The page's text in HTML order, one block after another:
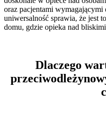
oraz pacjentami wymagającymi
uniwersalność sprawia, że jest
domu, gdzie opieka nad
Dlaczego